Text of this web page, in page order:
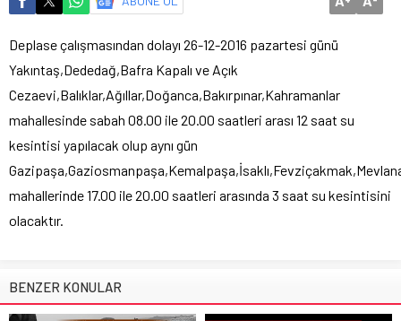
Deplase çalışmasından dolayı 26-12-2016 pazartesi günü
Yakıntaş,Dededağ,Bafra Kapalı ve Açık
Cezaevi,Balıklar,Ağıllar,Doğanca,Bakırpınar,Kahramanlar
mahallesinde sabah 08.00 ile 20.00 saatleri arası 12 saat su
kesintisi yapılacak olup aynı gün
mahallerinde 17.00 ile 20.00 saatleri arasında 3 saat su kesintisini
olacaktır.
BENZER KONULAR